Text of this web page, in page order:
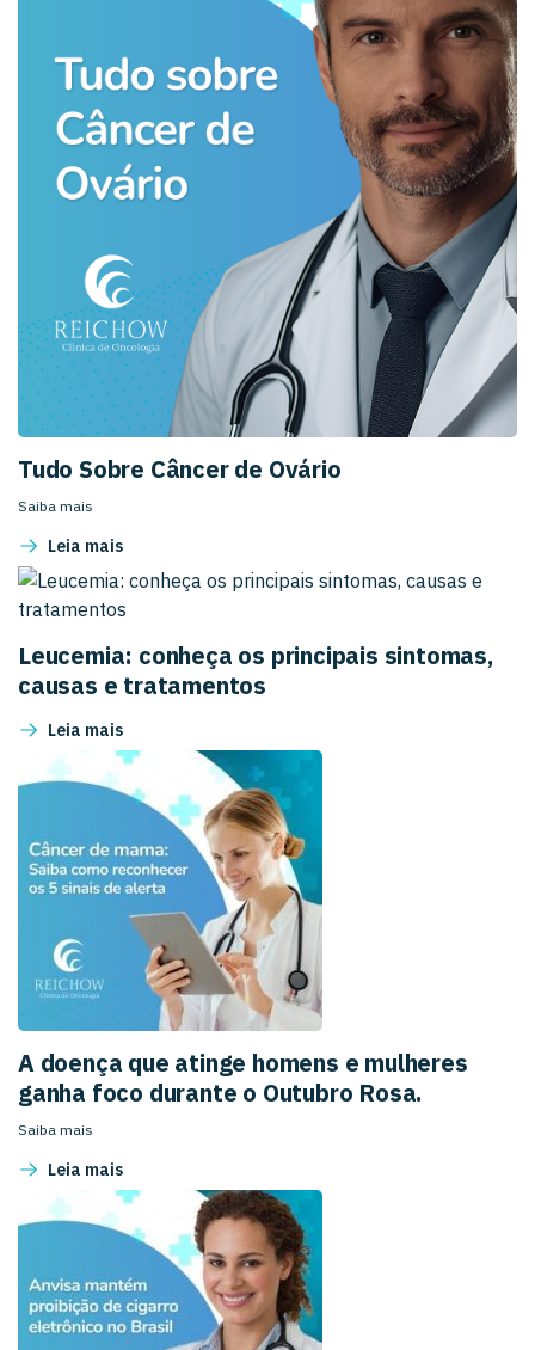
Tudo Sobre Câncer de Ovário
Saiba mais
Leia mais
Leucemia: conheça os principais sintomas,
causas e tratamentos
Leia mais
A doença que atinge homens e mulheres
ganha foco durante o Outubro Rosa.
Saiba mais
Leia mais